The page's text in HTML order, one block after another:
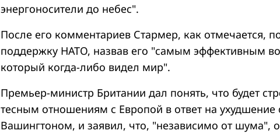
энергоносители до небес".
После его комментариев Стармер, как отмечается,
поддержку НАТО, назвав его "самым эффективным
который когда-либо видел мир".
Премьер-министр Британии дал понять, что будет
тесным отношениям с Европой в ответ на ухудшение
Вашингтоном, и заявил, что, "независимо от шума",